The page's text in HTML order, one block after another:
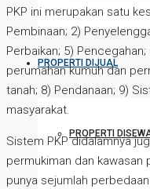
PROPERTI DIJUAL
PROPERTI
PKP ini merupakan satu
Pembinaan; 2)
Perbaikan; 5)
perumahan kumuh dan
tanah; 8) Pendanaan; 9)
masyarakat.
Sistem PKP didalamnya
permukiman dan kawasan
punya sejumlah